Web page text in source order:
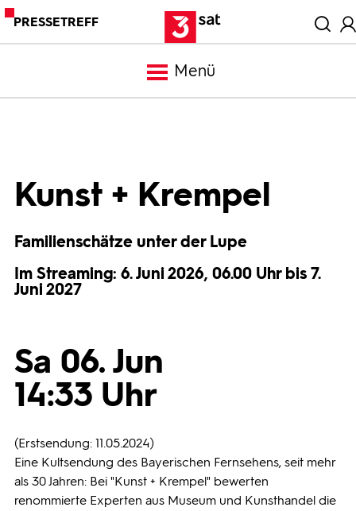
PRESSETREFF
Menü
Trailer
Programmwochen
Kunst + Krempel
Familienschätze unter der Lupe
Im Streaming: 6. Juni 2026, 06.00 Uhr bis 7.
Juni 2027
Sa 06. Jun
14:33 Uhr
(Erstsendung: 11.05.2024)
Eine Kultsendung des Bayerischen Fernsehens, seit mehr
als 30 Jahren: Bei "Kunst + Krempel" bewerten
renommierte Experten aus Museum und Kunsthandel die